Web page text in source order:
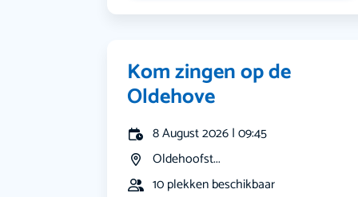
Kom zingen op de
Oldehove
8 August 2026 | 09:45
Oldehoofst...
10 plekken beschikbaar